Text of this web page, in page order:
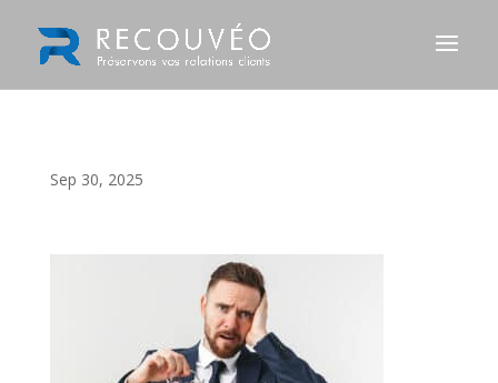
Sep 30, 2025